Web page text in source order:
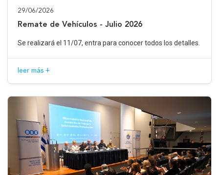
29/06/2026
Remate de Vehículos - Julio 2026
Se realizará el 11/07, entra para conocer todos los detalles.
leer más +